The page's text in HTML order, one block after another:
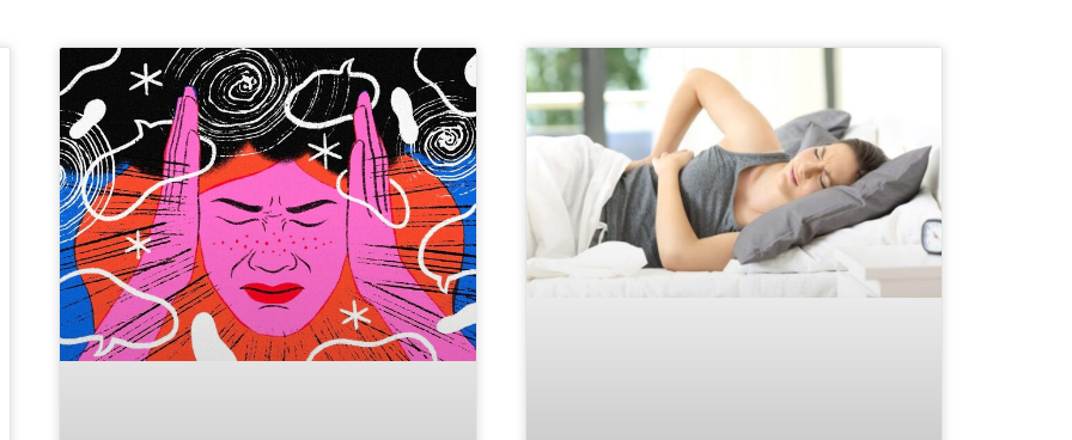
PagePage
PagePagePagePage
PagePagePagePage